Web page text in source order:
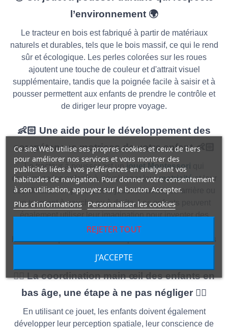
Ce site Web utilise ses propres cookies et ceux de tiers
pour améliorer nos services et vous montrer des
publicités liées à vos préférences en analysant vos
habitudes de navigation. Pour donner votre consentement
à son utilisation, appuyez sur le bouton Accepter.
Plus d'informations Personnaliser les cookies
REJETER TOUT
J'ACCEPTE
l’environnement 🌍
Le tracteur en bois est fabriqué à partir de matériaux
naturels et durables, tels que le bois massif, ce qui le rend
sûr et écologique. Les perles colorées sur les roues
ajoutent une touche de couleur et d'attrait visuel
supplémentaire, tandis que la poignée facile à saisir et à
pousser permettent aux enfants de prendre le contrôle et
de diriger leur propre voyage.
👶🏻 Une aide pour le développement des
compétences motrices de votre enfant 👶🏻
Le tracteur à pousser est unjouet Montessori
encourage les enfants à développer leurmotricitéet leur
coordination en poussant le jouet en avant, en arrière ou
en tournant à gauche ou à droite. Les enfants peuvent
également utiliser leur imagination pour inventer des
scénarios de jeu et de narration, permettant ainsi des
histoires uniques et stimulantes pour eux-mêmes et leurs
🖐🏻 La coordination main œil des enfants en
bas âge, une étape à ne pas négliger 🖐🏻
En utilisant ce jouet, les enfants doivent également
développer leur perception spatiale, leur conscience de